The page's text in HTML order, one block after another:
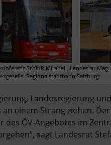
Schloß Mirabell, Landesrat
Harald Preuner, DI Stefan Knittel Projektgesells. Regionalstadtbahn Salzburg
Landesregierung
einem Strang ziehen.
ÖV-Angebotes im
sagt Landesrat